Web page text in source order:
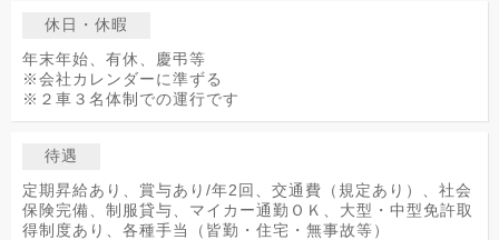
休日・休暇
年末年始、有休、慶弔等
※会社カレンダーに準ずる
※２車３名体制での運行です
待遇
定期昇給あり、賞与あり/年2回、交通費（規定あり）、社会
保険完備、制服貸与、マイカー通勤ＯＫ、大型・中型免許取
得制度あり、各種手当（皆勤・住宅・無事故等）